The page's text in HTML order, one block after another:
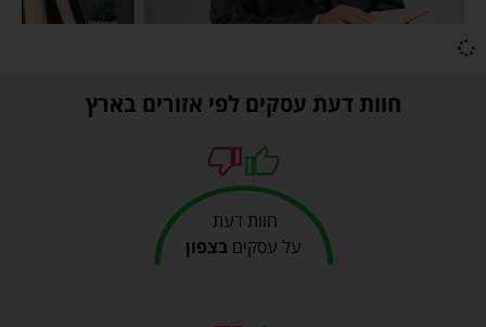
חוות דעת עסקים לפי אזורים בארץ
חוות דעת
על עסקיםבצפון